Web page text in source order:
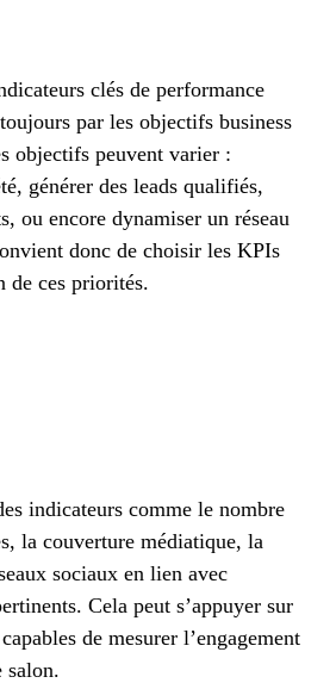
clés de performance
par les objectifs business
objectifs peuvent varier :
générer des leads qualifiés,
ou encore dynamiser un réseau
donc de choisir les KPIs
de ces priorités.
indicateurs comme le nombre
la couverture médiatique, la
sociaux en lien avec
Cela peut s’appuyer sur
de mesurer l’engagement
salon.